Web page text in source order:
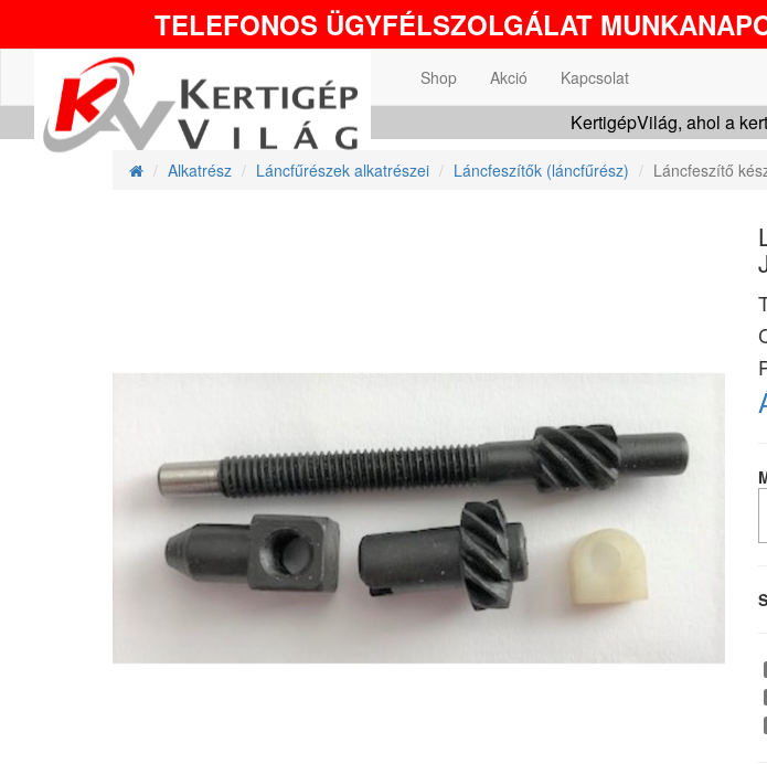
TELEFONOS ÜGYFÉLSZOLGÁLAT
Shop Akció Kapcsolat
KertigépVilág, ahol a
Alkatrész Láncfűrészek alkatrészei Láncfeszítők (láncfűrész) Láncfeszítő